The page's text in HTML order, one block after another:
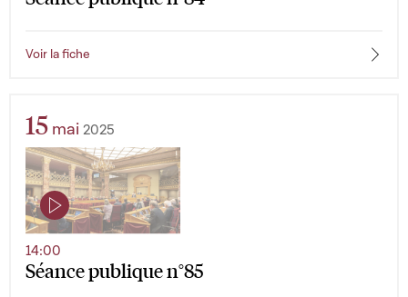
Voir la fiche
15 mai 2025
Séance publique n°85
14:00